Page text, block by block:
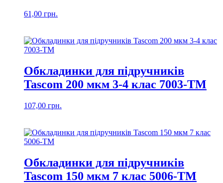
61,00 грн.
Обкладинки для підручників
Tascom 200 мкм 3-4 клас 7003-ТМ
107,00 грн.
Обкладинки для підручників
Tascom 150 мкм 7 клас 5006-ТМ